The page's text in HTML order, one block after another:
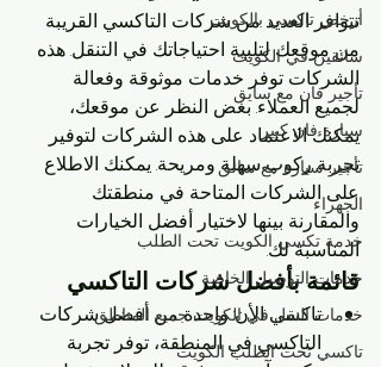
أرخص تاكسي بالكويت
سائقين في الكويت
تأجير فان مع سايق
سيارة فان كبير
تأجير سيارة مع سائق
الجهراء
خدمة تكسي الكويت تحت الطلب
خدمات التوصيل الخاصة
خدمات النقل في الكويت جميع المناطق
تاكسي تحت الطلب الكويت
تتوافر العديد من شركات التاكسي القريبة
من موقعك لتلبية احتياجاتك في التنقل. هذه
الشركات توفر خدمات موثوقة وفعالة
لجميع العملاء. بغض النظر عن موقعك،
يمكنك الاعتماد على هذه الشركات لتوفير
تجربة ركوب سهلة ومريحة. يمكنك الاطلاع
على الشركات المتاحة في منطقتك
والمقارنة بينها لاختيار أفضل الخيارات
المناسبة لك.
قائمة بأفضل شركات التاكسي
تاكسي الأن: واحدة من أفضل شركات
التاكسي في المنطقة، توفر تجربة